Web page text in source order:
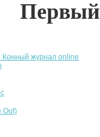
Первый
Out)